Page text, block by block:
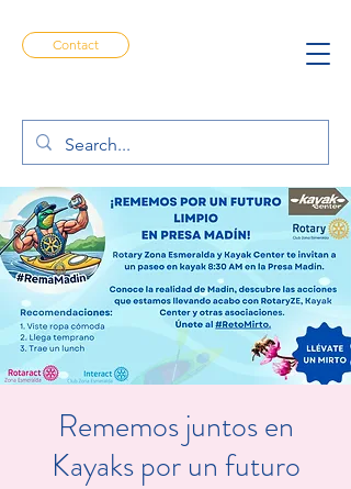
Contact
Rememos juntos en
Kayaks por un futuro